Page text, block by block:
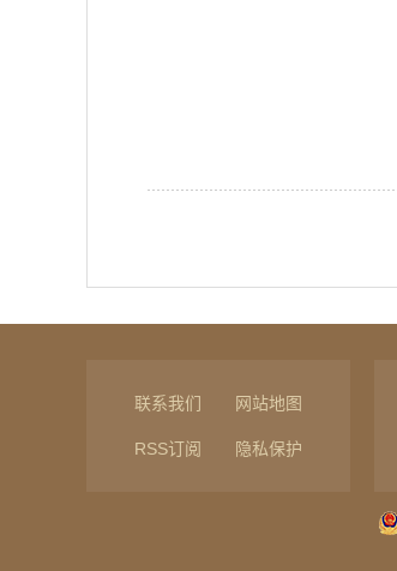
联系我们 网站地图
RSS订阅 隐私保护